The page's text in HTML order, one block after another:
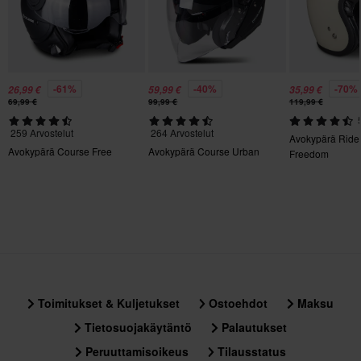
1300
Kiertovoimasuoja
Väri
Punainen
ECE 22.06
Paketin mitat
XS
26,99 € -61%
69,99 €
259 Arvostelut
Avokypärä Course Free
59,99 € -40%
99,99 €
264 Arvostelut
Avokypärä Course Urban
35,99 € -70%
119,99 €
Avokypärä
Freedom
Toimitukset & Kuljetukset Ostoehdot
Maksu
Tietosuojakäytäntö
Palautukset
Peruuttamisoikeus
Tilausstatus